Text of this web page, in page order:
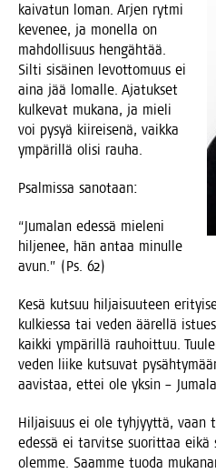
kai­va­tun loman. Arjen ryt­mi
keve­nee, ja monel­la on
mah­dol­li­suus hen­gäh­tää.
Sil­ti sisäi­nen levot­to­muus ei
aina jää lomal­le. Aja­tuk­set
kul­ke­vat muka­na, ja mie­li
voi pysyä kii­rei­se­nä, vaik­ka
ympä­ril­lä oli­si rauha.
Psal­mis­sa sanotaan:
“Juma­lan edes­sä mie­le­ni
hil­je­nee, hän antaa minul­le
avun.” (Ps. 62)
Kesä kut­suu hil­jai­suu­teen
kul­kies­sa tai veden äärel­lä
kaik­ki ympä­ril­lä rau­hoit­tuu.
veden lii­ke kut­su­vat
aavis­taa, ettei ole yksin –
Hil­jai­suus ei ole tyh­jyyt­tä, vaan
edes­sä ei tar­vit­se suo­rit­taa
olem­me. Saam­me tuo­da